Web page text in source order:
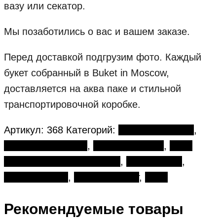
вазу или секатор.
Мы позаботились о вас и вашем заказе.
Перед доставкой подгрузим фото. Каждый
букет собранный в Buket in Moscow,
доставляется на аква паке и стильной
транспортировочной коробке.
Артикул: 368 Категорий:
,
, ,
,
,
, ,
Рекомендуемые товары